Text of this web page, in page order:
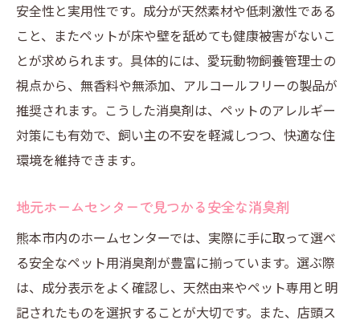
安全性と実用性です。成分が天然素材や低刺激性である
こと、またペットが床や壁を舐めても健康被害がないこ
とが求められます。具体的には、愛玩動物飼養管理士の
視点から、無香料や無添加、アルコールフリーの製品が
推奨されます。こうした消臭剤は、ペットのアレルギー
対策にも有効で、飼い主の不安を軽減しつつ、快適な住
環境を維持できます。
地元ホームセンターで見つかる安全な消臭剤
熊本市内のホームセンターでは、実際に手に取って選べ
る安全なペット用消臭剤が豊富に揃っています。選ぶ際
は、成分表示をよく確認し、天然由来やペット専用と明
記されたものを選択することが大切です。また、店頭ス